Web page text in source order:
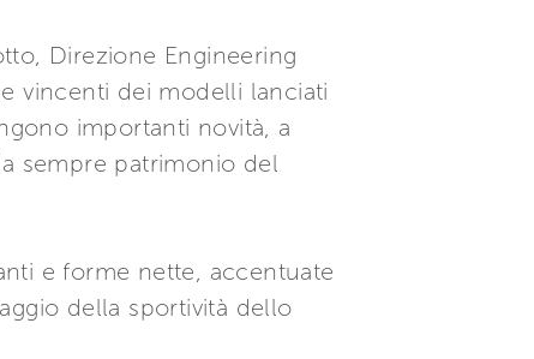
Direzione Engineering
vincenti dei modelli lanciati
importanti novità, a
sempre patrimonio del
e forme nette, accentuate
della sportività dello